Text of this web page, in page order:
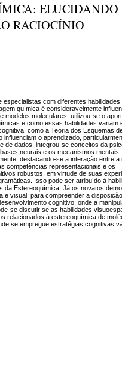
ELUCIDANDO
RACIOCÍNIO
com diferentes habilidades
química é consideravelmente
modelos moleculares, utilizou-se o
e como essas habilidades variam
como a Teoria dos Esquemas
o aprendizado,
de dados, integrou-se conceitos da
neurais e os mecanismos mentais
destacando-se a interação entre a
competências representacionais e os
robustos, em virtude de suas
Isso pode ser atribuído à
da Estereoquímica. Já os novatos
e visual, para compreender a disposição
cognitivo, onde a
se discutir se as habilidades
relacionados à estereoquímica de
se empregue estratégias cognitivas